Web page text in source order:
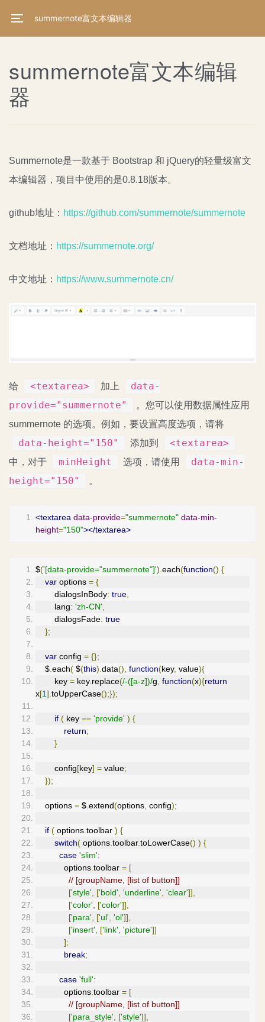
summernote富文本编辑器
summernote富文本编辑
器
Summernote是一款基于 Bootstrap 和 jQuery的轻量级富文
本编辑器，项目中使用的是0.8.18版本。
github地址： https://github.com/summernote/summernote
文档地址： https://summernote.org/
中文地址： https://www.summernote.cn/
给 <textarea> 加上
data-
provide="summernote"
。您可以使用数据属性应用
summernote 的选项。例如，要设置高度选项，请将
data-height="150" 添加到 <textarea>
中，对于 minHeight 选项，请使用
data-min-
height="150"
。
<textarea data-provide="summernote" data-min-
height="150"></textarea>
$('[data-provide="summernote"]'). each(function() {
var options = {
        dialogsInBody
: true
        lang
: 'zh-CN'
        dialogsFade
: true
};
var config = {};
    $
each( $(this). data(), function(key, value){
        key
= key. replace(/-([a-z])/g function(x){return
x[1 ]. toUpperCase();});
if ( key == 'provide' ) {
return;
}
        config
[key] = value;
});
    options
= $ extend(options config);
if ( options toolbar ) {
switch( options toolbar. toLowerCase() ) {
case 'slim':
            options
toolbar = [
// [groupName, [list of button]]
['style' ['bold' 'underline' 'clear']],
['color' ['color']],
['para' ['ul' 'ol']],
['insert' ['link' 'picture']]
];
break;
case 'full':
            options
toolbar = [
// [groupName, [list of button]]
['para_style' ['style']],